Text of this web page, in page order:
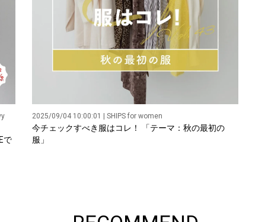
で
2025/09/04 10:00:01 | SHIPS for women
今チェックすべき服はコレ！ 「テーマ：秋の最初の
服」